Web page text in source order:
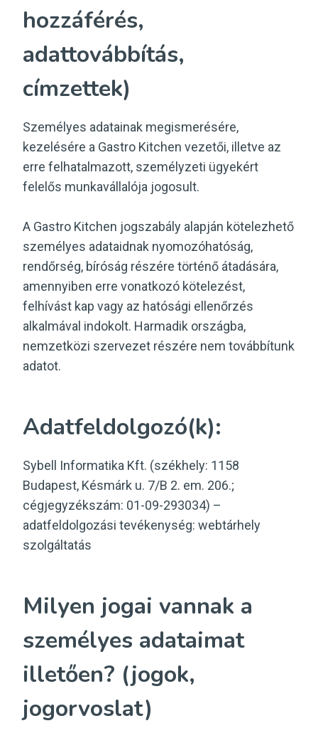
hozzáférés,
adattovábbítás,
címzettek)
Személyes adatainak megismerésére,
kezelésére a Gastro Kitchen vezetői, illetve az
erre felhatalmazott, személyzeti ügyekért
felelős munkavállalója jogosult.
A Gastro Kitchen jogszabály alapján kötelezhető
személyes adataidnak nyomozóhatóság,
rendőrség, bíróság részére történő átadására,
amennyiben erre vonatkozó kötelezést,
felhívást kap vagy az hatósági ellenőrzés
alkalmával indokolt. Harmadik országba,
nemzetközi szervezet részére nem továbbítunk
adatot.
Adatfeldolgozó(k):
Sybell Informatika Kft. (székhely: 1158
Budapest, Késmárk u. 7/B 2. em. 206.;
cégjegyzékszám: 01-09-293034) –
adatfeldolgozási tevékenység: webtárhely
szolgáltatás
Milyen jogai vannak a
személyes adataimat
illetően? (jogok,
jogorvoslat)